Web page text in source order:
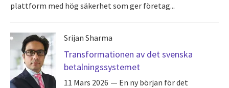
plattform med hög säkerhet som ger företag...
Srijan Sharma
Transformationen av det svenska
betalningssystemet
11 Mars 2026
En ny början för det